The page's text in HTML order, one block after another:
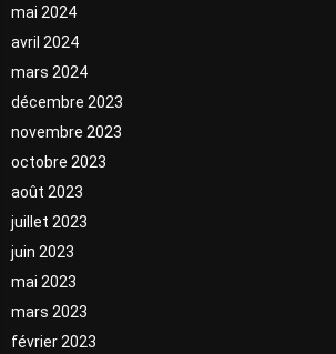
mai 2024
avril 2024
mars 2024
décembre 2023
novembre 2023
octobre 2023
août 2023
juillet 2023
juin 2023
mai 2023
mars 2023
février 2023